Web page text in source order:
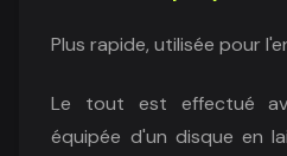
Plus rapide, utilisée pour
Le tout est effectué
équipée d'un disque en